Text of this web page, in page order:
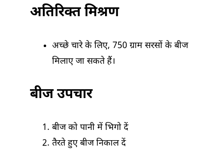
अतिरिक्त मिश्रण
अच्छे चारे के लिए, 750 ग्राम सरसों के बीज
मिलाए जा सकते हैं।
बीज उपचार
बीज को पानी में भिगो दें
तैरते हुए बीज निकाल दें